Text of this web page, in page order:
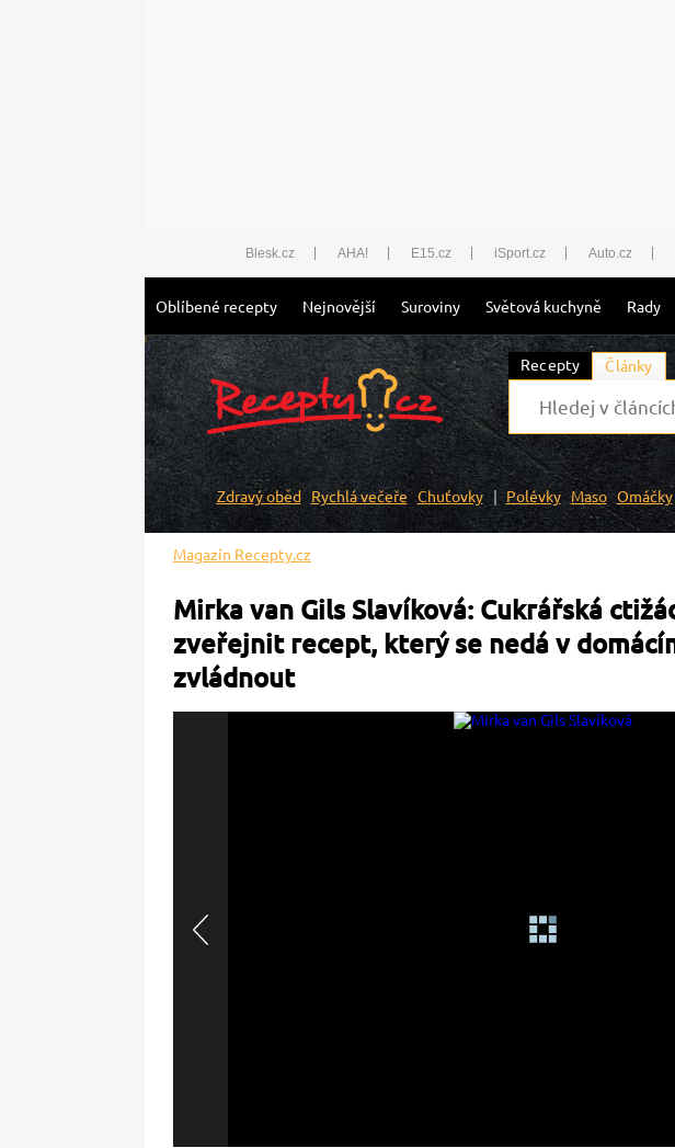
Blesk.cz AHA! E15.cz iSport.cz Auto.cz
Oblíbené recepty Nejnovější Suroviny Světová kuchyně Rady
Recepty Články
Zdravý oběd Rychlá večeře Chuťovky Polévky Maso Omáčky
Magazín Recepty.cz
Mirka van Gils Slavíková: Cukrářská
zveřejnit recept, který se nedá v
zvládnout